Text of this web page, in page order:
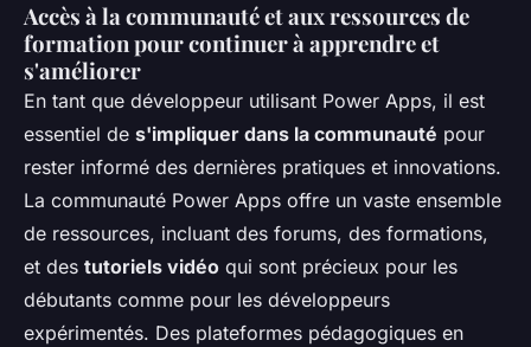
Accès à la communauté et aux ressources de
formation pour continuer à apprendre et
s'améliorer
En tant que développeur utilisant Power Apps, il est
essentiel de s'impliquer dans la communauté pour
rester informé des dernières pratiques et innovations.
La communauté Power Apps offre un vaste ensemble
de ressources, incluant des forums, des formations,
et des tutoriels vidéo qui sont précieux pour les
débutants comme pour les développeurs
expérimentés. Des plateformes pédagogiques en